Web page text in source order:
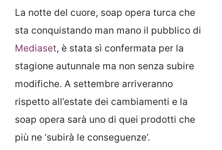
La notte del cuore, soap opera turca che
sta conquistando man mano il pubblico di
Mediaset, è stata sì confermata per la
stagione autunnale ma non senza subire
modifiche. A settembre arriveranno
rispetto all’estate dei cambiamenti e la
soap opera sarà uno di quei prodotti che
più ne ‘subirà le conseguenze’.